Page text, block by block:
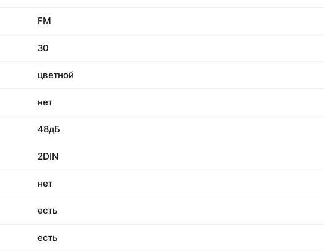
FM
30
цветной
нет
48дБ
2DIN
нет
есть
есть